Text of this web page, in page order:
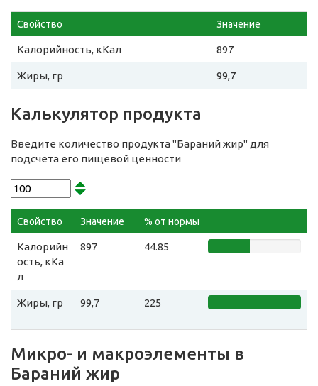
Свойство Значение
Калорийность, кКал 897
Жиры, гр 99,7
Калькулятор продукта
Введите количество продукта "Бараний жир" для
подсчета его пищевой ценности
Свойство Значение % от нормы
Калорийн
ость, кКа
л
897 44.85
Жиры, гр 99,7 225
Микро- и макроэлементы в
Бараний жир